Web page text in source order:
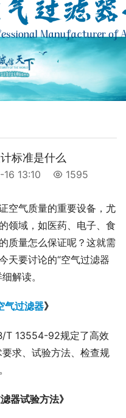
标准是什么
13:10 1595
空气质量的重要设备，尤
领域，如医药、电子、食
质量怎么保证呢？这就需
天要讨论的“空气过滤器
解读。
气过滤器》
T 13554-92规定了高效
求、试验方法、检查规
器试验方法》